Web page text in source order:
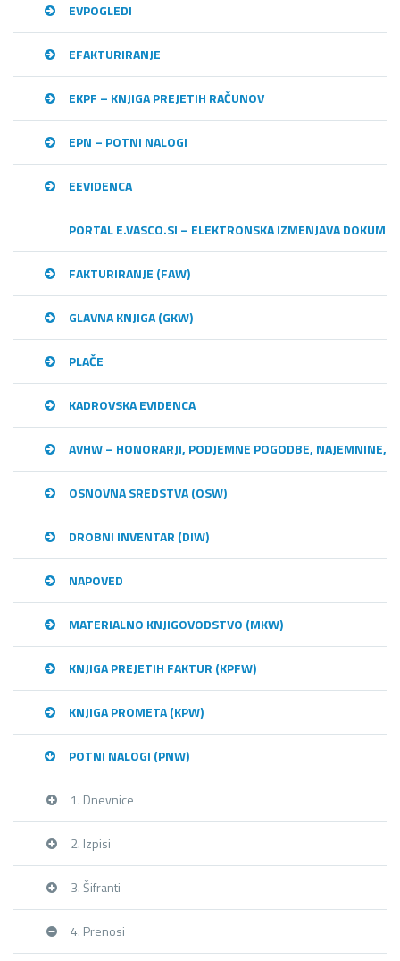
EVPOGLEDI
EFAKTURIRANJE
EKPF – KNJIGA PREJETIH RAČUNOV
EPN – POTNI NALOGI
EEVIDENCA
PORTAL E.VASCO.SI – ELEKTRONSKA IZMENJAVA
FAKTURIRANJE (FAW)
GLAVNA KNJIGA (GKW)
PLAČE
KADROVSKA EVIDENCA
AVHW – HONORARJI, PODJEMNE POGODBE, NAJEMNINE,…
OSNOVNA SREDSTVA (OSW)
DROBNI INVENTAR (DIW)
NAPOVED
MATERIALNO KNJIGOVODSTVO (MKW)
KNJIGA PREJETIH FAKTUR (KPFW)
KNJIGA PROMETA (KPW)
POTNI NALOGI (PNW)
1. Dnevnice
2. Izpisi
3. Šifranti
4. Prenosi